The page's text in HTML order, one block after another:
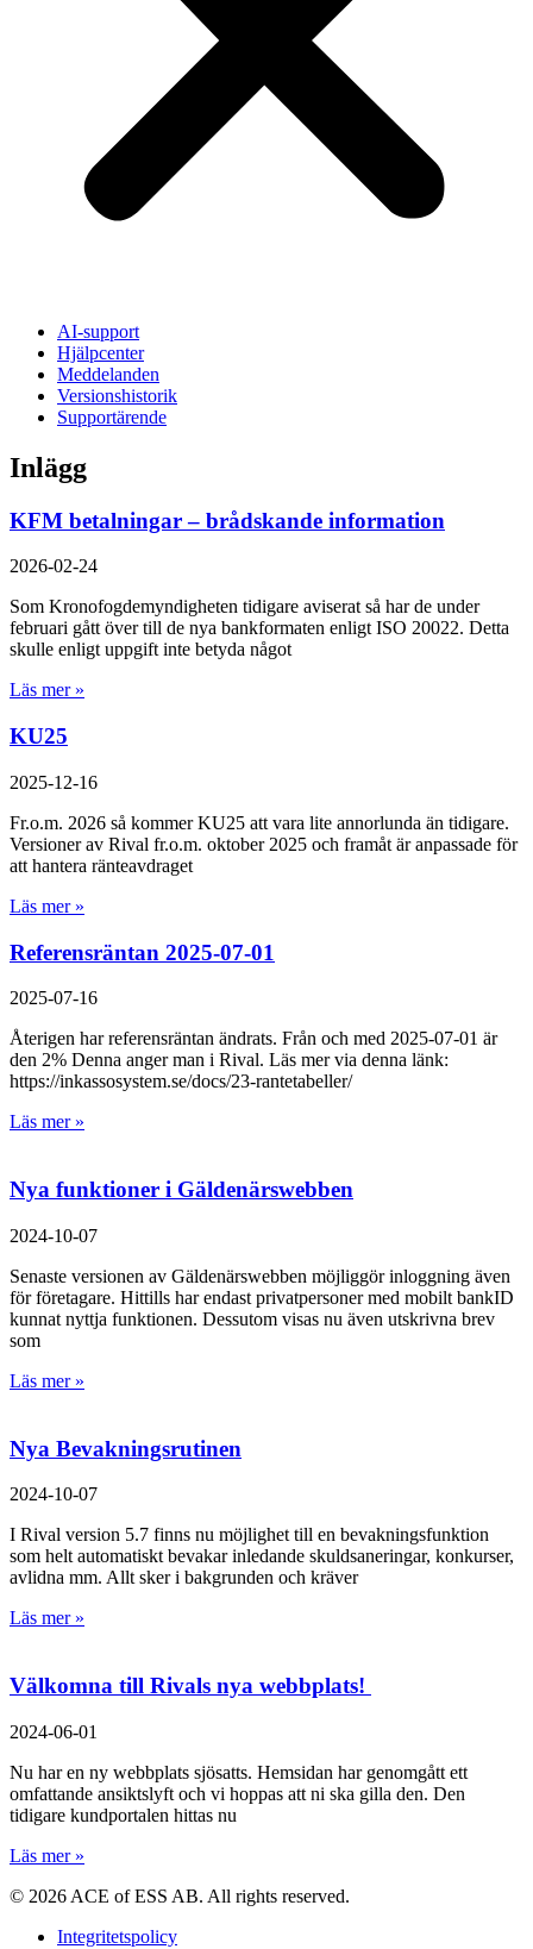
AI-support
Hjälpcenter
Meddelanden
Versionshistorik
Supportärende
Inlägg
KFM betalningar – brådskande information
2026-02-24
Som Kronofogdemyndigheten tidigare aviserat så har de under
februari gått över till de nya bankformaten enligt ISO 20022. Detta
skulle enligt uppgift inte betyda något
Läs mer »
KU25
2025-12-16
Fr.o.m. 2026 så kommer KU25 att vara lite annorlunda än tidigare.
Versioner av Rival fr.o.m. oktober 2025 och framåt är anpassade för
att hantera ränteavdraget
Läs mer »
Referensräntan 2025-07-01
2025-07-16
Återigen har referensräntan ändrats. Från och med 2025-07-01 är
den 2% Denna anger man i Rival. Läs mer via denna länk:
https://inkassosystem.se/docs/23-rantetabeller/
Läs mer »
Nya funktioner i Gäldenärswebben
2024-10-07
Senaste versionen av Gäldenärswebben möjliggör inloggning även
för företagare. Hittills har endast privatpersoner med mobilt bankID
kunnat nyttja funktionen. Dessutom visas nu även utskrivna brev
som
Läs mer »
Nya Bevakningsrutinen
2024-10-07
I Rival version 5.7 finns nu möjlighet till en bevakningsfunktion
som helt automatiskt bevakar inledande skuldsaneringar, konkurser,
avlidna mm. Allt sker i bakgrunden och kräver
Läs mer »
Välkomna till Rivals nya webbplats!
2024-06-01
Nu har en ny webbplats sjösatts. Hemsidan har genomgått ett
omfattande ansiktslyft och vi hoppas att ni ska gilla den. Den
tidigare kundportalen hittas nu
Läs mer »
© 2026 ACE of ESS AB. All rights reserved.
Integritetspolicy